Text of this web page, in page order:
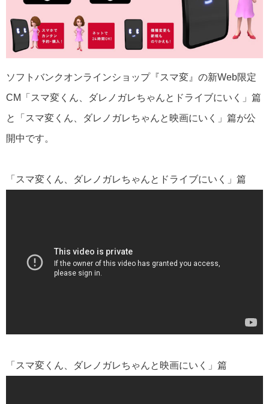
ソフトバンクオンラインショップ『スマ変』の新Web限定
CM「スマ変くん、ダレノガレちゃんとドライブにいく」篇
と「スマ変くん、ダレノガレちゃんと映画にいく」篇が公
開中です。
「スマ変くん、ダレノガレちゃんとドライブにいく」篇
「スマ変くん、ダレノガレちゃんと映画にいく」篇